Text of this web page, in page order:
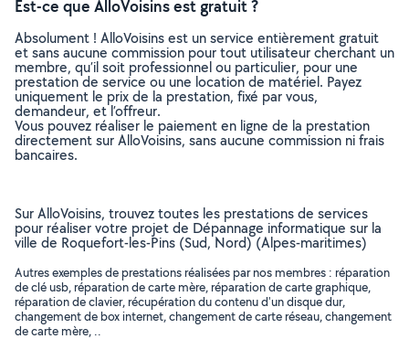
Est-ce que AlloVoisins est gratuit ?
Absolument ! AlloVoisins est un service entièrement gratuit
et sans aucune commission pour tout utilisateur cherchant un
membre, qu’il soit professionnel ou particulier, pour une
prestation de service ou une location de matériel. Payez
uniquement le prix de la prestation, fixé par vous,
demandeur, et l’offreur.
Vous pouvez réaliser le paiement en ligne de la prestation
directement sur AlloVoisins, sans aucune commission ni frais
bancaires.
Sur AlloVoisins, trouvez toutes les prestations de services
pour réaliser votre projet de Dépannage informatique sur la
ville de Roquefort-les-Pins (Sud, Nord) (Alpes-maritimes)
Autres exemples de prestations réalisées par nos membres : réparation
de clé usb, réparation de carte mère, réparation de carte graphique,
réparation de clavier, récupération du contenu d'un disque dur,
changement de box internet, changement de carte réseau, changement
de carte mère, ..